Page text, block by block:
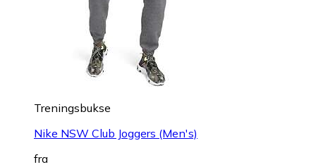
Treningsbukse
Nike NSW Club Joggers (Men's)
fra